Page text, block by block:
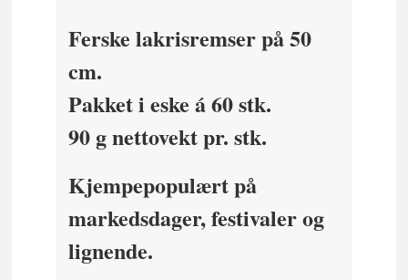
Ferske lakrisremser på 50
cm.
Pakket i eske á 60 stk.
90 g nettovekt pr. stk.
Kjempepopulært på
markedsdager, festivaler og
lignende.